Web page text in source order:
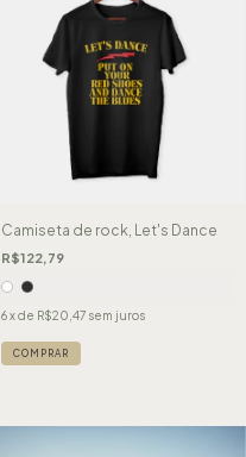
Camiseta de rock, Let's Dance
R$122,79
6 x de R$20,47 sem juros
COMPRAR